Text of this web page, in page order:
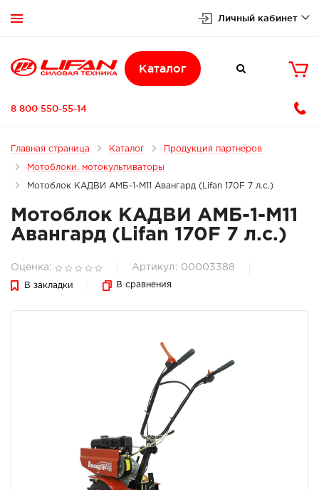
 Личный кабинет
Каталог  
8 800 550-55-14
Главная страница Каталог Продукция партнеров
Мотоблоки, мотокультиваторы
Мотоблок КАДВИ АМБ-1-М11 Авангард (Lifan 170F 7 л.с.)
Мотоблок КАДВИ АМБ-1-М11
Авангард (Lifan 170F 7 л.с.)
Оценка: Артикул: 00003388
В закладки В сравнения